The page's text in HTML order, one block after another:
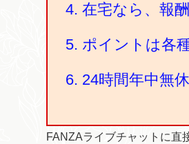
在宅なら、報
ポイントは各
24時間年中無
FANZAライブチャットに直